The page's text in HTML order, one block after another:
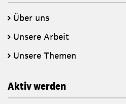
Über uns
Unsere Arbeit
Unsere Themen
Aktiv werden